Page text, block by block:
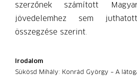
szerzőnek számított
jövedelemhez sem
összegzése szerint.
Irodalom
Sükösd Mihály: Konrád György – A